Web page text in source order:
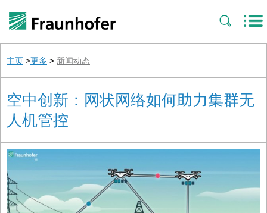
主页 >更多 > 新闻动态
空中创新：网状网络如何助力集群无
人机管控